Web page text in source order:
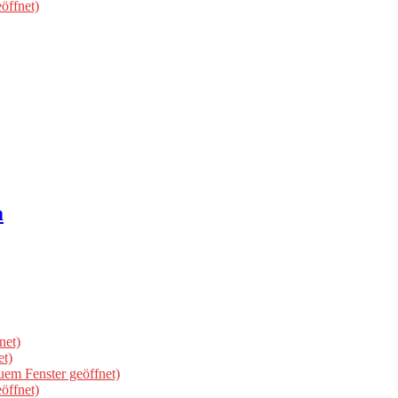
Fenster geöffnet)